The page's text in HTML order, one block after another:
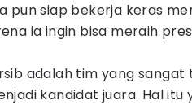
pun siap bekerja keras
ia ingin bisa meraih
adalah tim yang sangat
kandidat juara. Hal